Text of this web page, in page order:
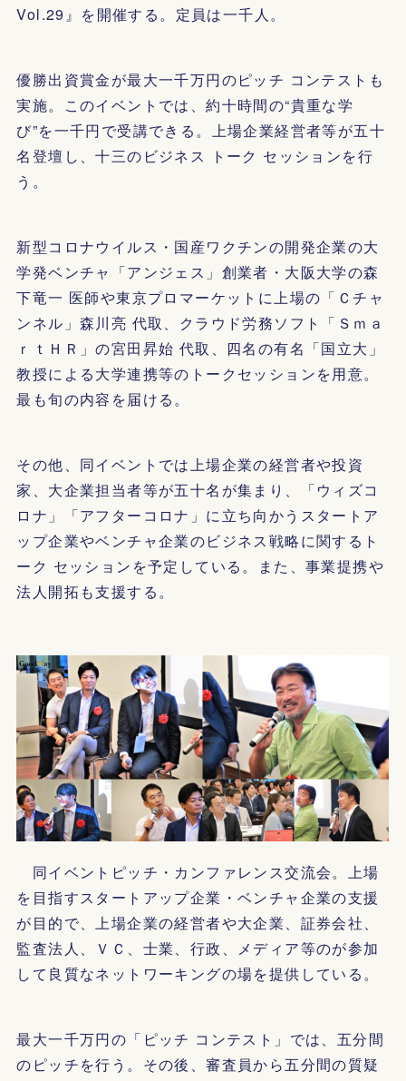
Vol.29』を開催する。定員は一千人。
優勝出資賞金が最大一千万円のピッチ コンテストも
実施。このイベントでは、約十時間の“貴重な学
び”を一千円で受講できる。上場企業経営者等が五十
名登壇し、十三のビジネス トーク セッションを行
う。
新型コロナウイルス・国産ワクチンの開発企業の大
学発ベンチャ「アンジェス」創業者・大阪大学の森
下竜一 医師や東京プロマーケットに上場の「Ｃチャ
ンネル」森川亮 代取、クラウド労務ソフト「Ｓｍａ
ｒｔＨＲ」の宮田昇始 代取、四名の有名「国立大」
教授による大学連携等のトークセッションを用意。
最も旬の内容を届ける。
その他、同イベントでは上場企業の経営者や投資
家、大企業担当者等が五十名が集まり、「ウィズコ
ロナ」「アフターコロナ」に立ち向かうスタートア
ップ企業やベンチャ企業のビジネス戦略に関するト
ーク セッションを予定している。また、事業提携や
法人開拓も支援する。
同イベントピッチ・カンファレンス交流会。上場
を目指すスタートアップ企業・ベンチャ企業の支援
が目的で、上場企業の経営者や大企業、証券会社、
監査法人、ＶＣ、士業、行政、メディア等のが参加
して良質なネットワーキングの場を提供している。
最大一千万円の「ピッチ コンテスト」では、五分間
のピッチを行う。その後、審査員から五分間の質疑